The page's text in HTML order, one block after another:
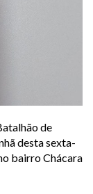
de
desta sexta-
bairro Chácara